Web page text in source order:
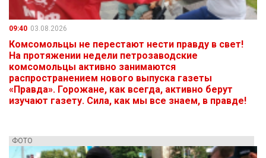
09:40 03.08.2026
Комсомольцы не перестают нести правду в свет!
На протяжении недели петрозаводские
комсомольцы активно занимаются
распространением нового выпуска газеты
«Правда». Горожане, как всегда, активно берут
изучают газету. Сила, как мы все знаем, в правде!
ФОТО